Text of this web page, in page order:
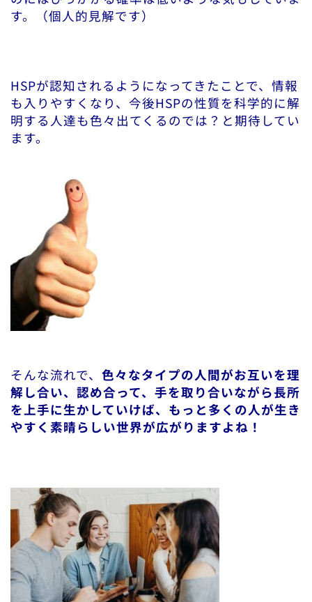
す。（個人的見解です）
HSPが認知されるようになってきたことで、情報
も入りやすくなり、今後HSPの性質を科学的に解
明する人達も色々出てくるのでは？と期待してい
ます。
そんな流れで、 色々なタイプの人間がお互いを理
解し合い、認め合って、手を取り合いながら長所
を上手に生かしていけば、もっと多くの人が生き
やすく素晴らしい世界が広がりますよね！